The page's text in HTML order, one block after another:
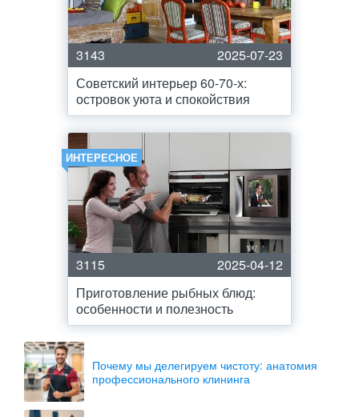
3143
2025-07-23
Советский интерьер 60-70-х:
островок уюта и спокойствия
ИНТЕРЕСНОЕ
3115
2025-04-12
Приготовление рыбных блюд:
особенности и полезность
Почему мы делегируем чистоту: анатомия
профессионального клининга